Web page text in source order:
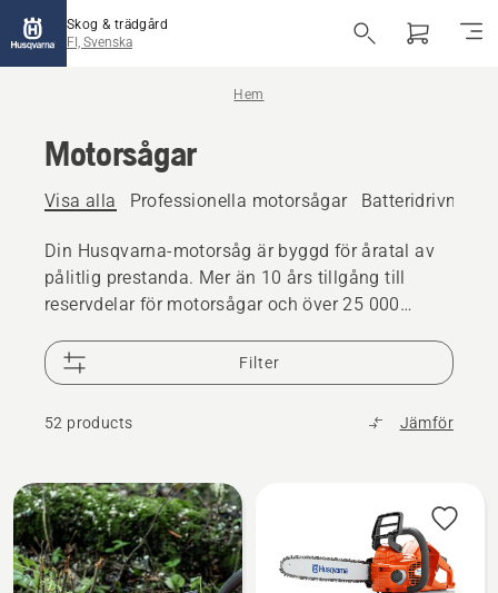
Skog & trädgård
FI, Svenska
Hem
Motorsågar
Visa alla Professionella motorsågar Batteridrivna
Din Husqvarna-motorsåg är byggd för åratal av
pålitlig prestanda. Mer än 10 års tillgång till
reservdelar för motorsågar och över 25 000
Filter
52 products Jämför
Alla
produkter